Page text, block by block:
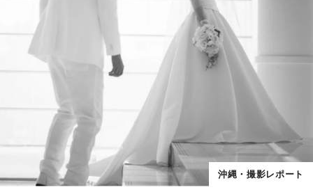
沖縄・撮影レポート